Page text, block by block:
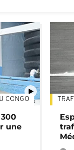
01:47
CONGO
une